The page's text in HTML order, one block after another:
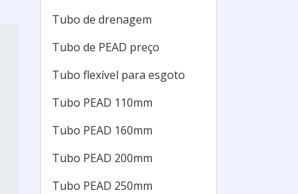
Tubo de drenagem
Tubo de PEAD preço
Tubo flexível para esgoto
Tubo PEAD 110mm
Tubo PEAD 160mm
Tubo PEAD 200mm
Tubo PEAD 250mm